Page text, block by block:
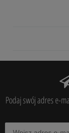
Podaj swój adres e-